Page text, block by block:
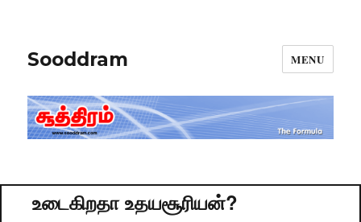
Sooddram MENU
உடைகிறதா உதயசூரியன்?